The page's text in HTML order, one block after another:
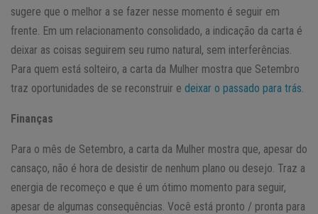
sugere que o melhor a se fazer nesse momento é seguir em
frente. Em um relacionamento consolidado, a indicação da carta é
deixar as coisas seguirem seu rumo natural, sem interferências.
Para quem está solteiro, a carta da Mulher mostra que Setembro
traz oportunidades de se reconstruir e deixar o passado para trás.
Finanças
Para o mês de Setembro, a carta da Mulher mostra que, apesar do
cansaço, não é hora de desistir de nenhum plano ou desejo. Traz a
energia de recomeço e que é um ótimo momento para seguir,
apesar de algumas consequências. Você está pronto / pronta para